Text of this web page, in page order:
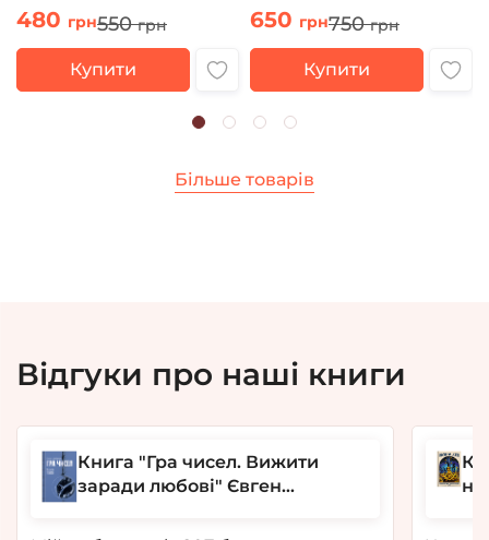
480 грн550 грн
Купити
650 грн750 грн
Купити
Більше товарів
Відгуки про наші книги
Книга "Гра чисел. Вижити
заради любові" Євген